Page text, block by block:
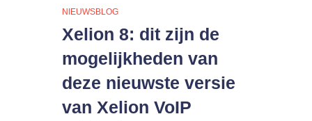
NIEUWSBLOG
Xelion 8: dit zijn de
mogelijkheden van
deze nieuwste versie
van Xelion VoIP